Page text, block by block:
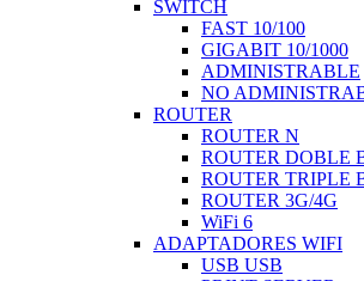
SWITCH
FAST 10/100
GIGABIT 10/1000
ADMINISTRABLE
NO
ROUTER
ROUTER N
ROUTER DOBLE
ROUTER TRIPLE
ROUTER 3G/4G
WiFi 6
ADAPTADORES WIFI
USB USB